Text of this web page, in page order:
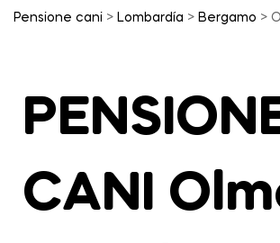
Pensione cani > Lombardía > Bergamo >
CANI